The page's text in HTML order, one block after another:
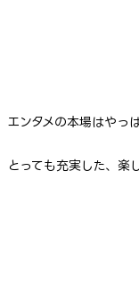
エンタメの本場はやっ
とっても充実した、楽